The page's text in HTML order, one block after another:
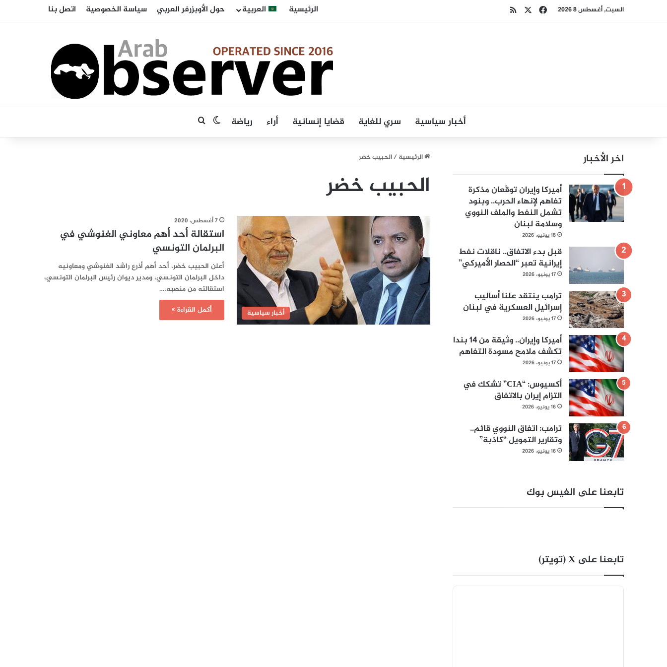
السبت, أغسطس 8 2026 فيسبوك الرئيسية العربية حول الأوبزرفر العربي سياسة الخصوصية اتصل بنا
أخبار سياسية سري للغاية قضايا إنسانية أراء رياضة الوضع المظلم
الرئيسية/الحبيب خضر
الحبيب خضر
أخبار سياسية
7 أغسطس، 2020
استقالة أحد أهم معاوني الغنوشي في
البرلمان التونسي
أعلن الحبيب خضر، أحد أهم أذرع راشد الغنوشي ومعاونيه
داخل البرلمان التونسي، ومدير ديوان رئيس البرلمان التونسي،
استقالته من منصبه،…
أكمل القراءة »
اخر الأخبار
أميركا وإيران توقّعان مذكرة
تفاهم لإنهاء الحرب.. وبنود
تشمل النفط والملف النووي
وسلامة لبنان
18 يونيو، 2026
قبل بدء الاتفاق.. ناقلات نفط
إيرانية تعبر “الحصار الأميركي”
17 يونيو، 2026
ترامب ينتقد علنا أساليب
إسرائيل العسكرية في لبنان
17 يونيو، 2026
أميركا وإيران.. وثيقة من 14 بندا
تكشف ملامح مسودة التفاهم
17 يونيو، 2026
أكسيوس: “CIA” تشكك في
التزام إيران بالاتفاق
16 يونيو، 2026
ترامب: اتفاق النووي قائم..
وتقارير التمويل “كاذبة”
16 يونيو، 2026
تابعنا على الفيس بوك
تابعنا على X (تويتر)